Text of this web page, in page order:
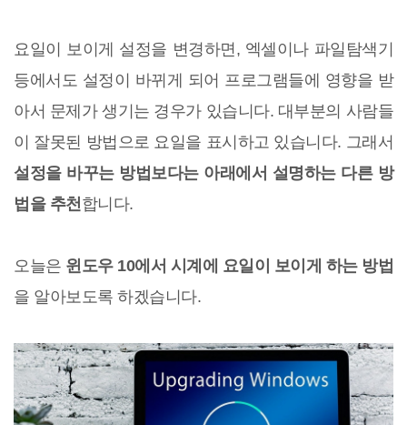
요일이 보이게 설정을 변경하면, 엑셀이나 파일탐색기
등에서도 설정이 바뀌게 되어 프로그램들에 영향을 받
아서 문제가 생기는 경우가 있습니다. 대부분의 사람들
이 잘못된 방법으로 요일을 표시하고 있습니다. 그래서
설정을 바꾸는 방법보다는 아래에서 설명하는 다른 방
법을 추천합니다.
오늘은 윈도우 10에서 시계에 요일이 보이게 하는 방법
을 알아보도록 하겠습니다.